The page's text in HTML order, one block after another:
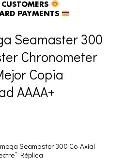
PAYMENTS
Seamaster 300
Chronometer
Copia
AAAA+
Seamaster 300 Co-Axial
Réplica